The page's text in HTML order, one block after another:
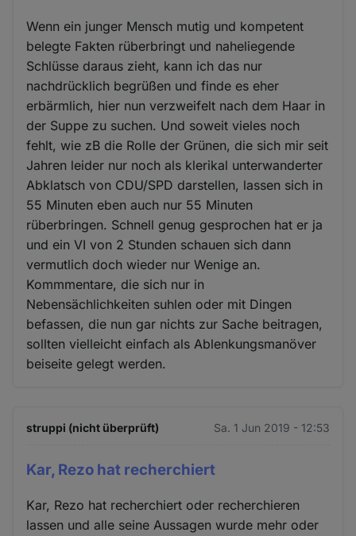
Wenn ein junger Mensch mutig und kompetent
belegte Fakten rüberbringt und naheliegende
Schlüsse daraus zieht, kann ich das nur
nachdrücklich begrüßen und finde es eher
erbärmlich, hier nun verzweifelt nach dem Haar in
der Suppe zu suchen. Und soweit vieles noch
fehlt, wie zB die Rolle der Grünen, die sich mir seit
Jahren leider nur noch als klerikal unterwanderter
Abklatsch von CDU/SPD darstellen, lassen sich in
55 Minuten eben auch nur 55 Minuten
rüberbringen. Schnell genug gesprochen hat er ja
und ein VI von 2 Stunden schauen sich dann
vermutlich doch wieder nur Wenige an.
Kommmentare, die sich nur in
Nebensächlichkeiten suhlen oder mit Dingen
befassen, die nun gar nichts zur Sache beitragen,
sollten vielleicht einfach als Ablenkungsmanöver
beiseite gelegt werden.
struppi (nicht überprüft) Sa. 1 Jun 2019 - 12:53
Kar, Rezo hat recherchiert
Kar, Rezo hat recherchiert oder recherchieren
lassen und alle seine Aussagen wurde mehr oder